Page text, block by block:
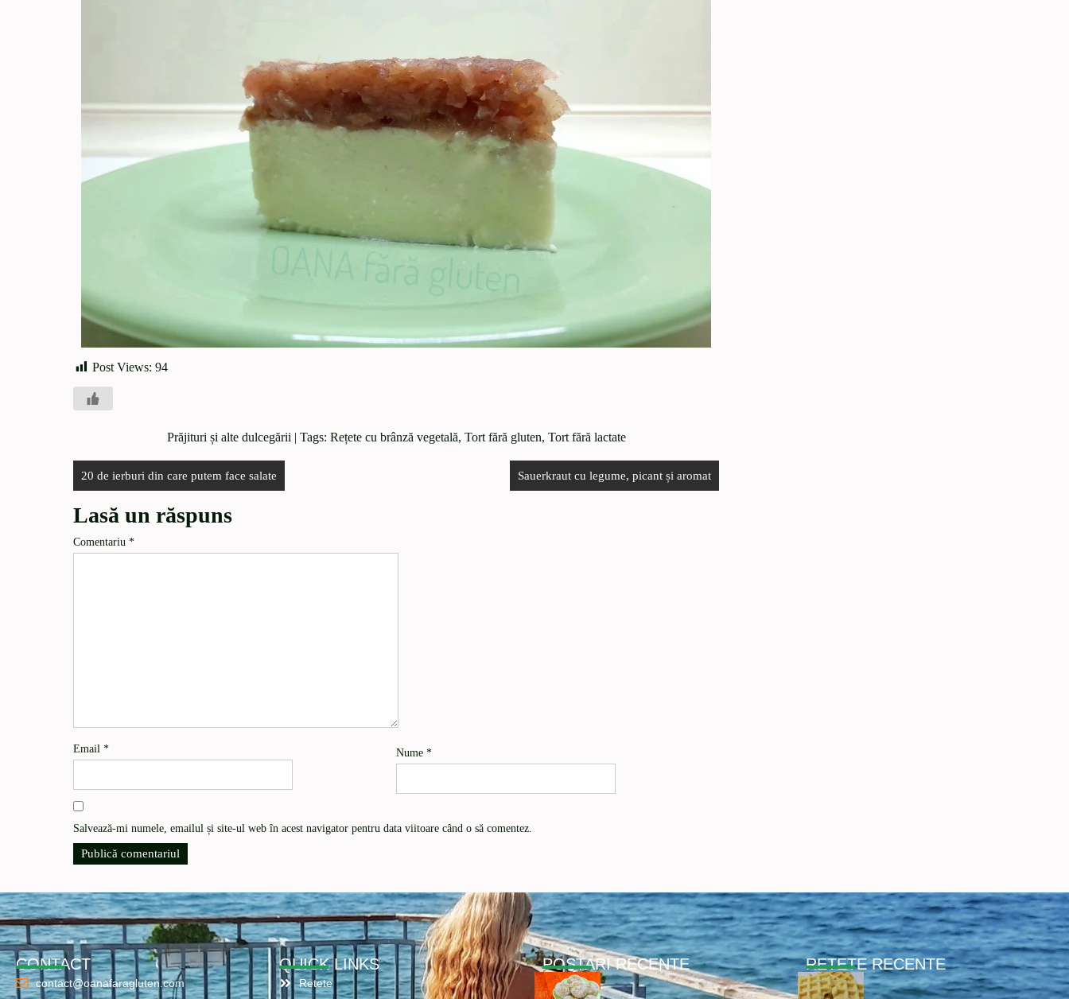
Post Views: 94
Prăjituri și alte dulcegării | Tags: Rețete cu brânză vegetală, Tort fără gluten, Tort fără lactate
20 de ierburi din care putem face salate Sauerkraut cu legume, picant și aromat
Lasă un răspuns
Comentariu *
Nume *
Email *
Salvează-mi numele, emailul și site-ul web în acest navigator pentru data viitoare când o să comentez.
CONTACT
contact@oanafaragluten.com
QUICK LINKS
Retete
POSTARI RECENTE RETETE RECENTE